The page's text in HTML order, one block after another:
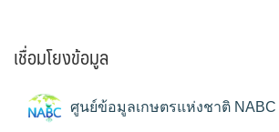
เชื่อมโยงข้อมูล
ศูนย์ข้อมูลเกษตรแห่งชาติ NABC